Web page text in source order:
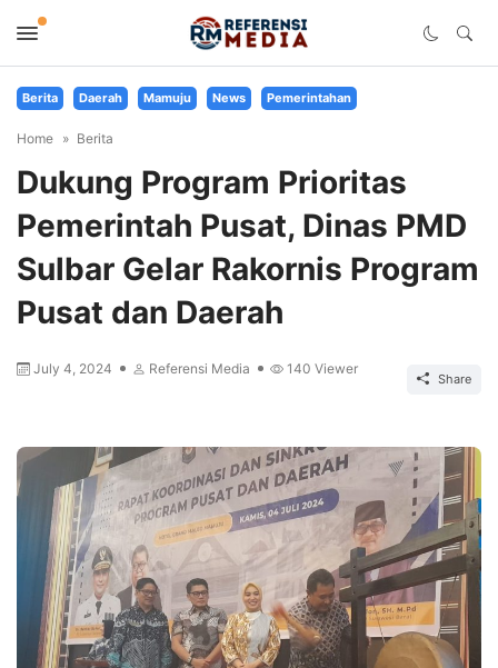
Berita Daerah Mamuju News Pemerintahan
Home Berita
Dukung Program Prioritas
Pemerintah Pusat, Dinas PMD
Sulbar Gelar Rakornis Program
Pusat dan Daerah
July 4, 2024 Referensi Media 140 Viewer
Share